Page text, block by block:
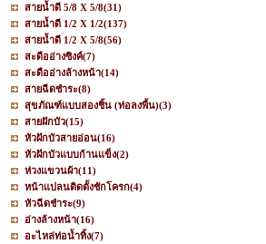
สายน้ำดี 5/8 X 5/8(31)
สายน้ำดี 1/2 X 1/2(137)
สายน้ำดี 1/2 X 5/8(56)
สะดืออ่างซิงค์(7)
สะดืออ่างล้างหน้า(14)
สายฉีดชำระ(8)
สุขภัณฑ์แบบสองชิ้น (ท่อลงพื้น)(3)
สายฝักบัว(15)
หัวฝักบัวสายอ่อน(16)
หัวฝักบัวแบบก้านแข็ง(2)
ห่วงแขวนผ้า(11)
หน้าแปลนติดตั้งชักโครก(4)
หัวฉีดชำระ(9)
อ่างล้างหน้า(16)
อะไหล่ท่อน้ำทิ้ง(7)